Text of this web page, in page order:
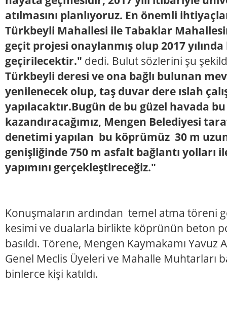
atılmasını planlıyoruz. En önemli
Türkbeyli Mahallesi ile Tabaklar
geçit projesi onaylanmış olup 2017
geçirilecektir." dedi. Bulut sözlerini şu
Türkbeyli deresi ve ona bağlı bulunan
yenilenecek olup, taş duvar dere ıslah
yapılacaktır.Bugün de bu güzel havada
kazandıracağımız, Mengen Belediyesi
denetimi yapılan bu köprümüz 30 m
genişliğinde 750 m asfalt bağlantı yolları
yapımını gerçekleştireceğiz."
Konuşmaların ardından temel atma töreni
kesimi ve dualarla birlikte köprünün beton
basıldı. Törene, Mengen Kaymakamı Yavuz
Genel Meclis Üyeleri ve Mahalle Muhtarları
binlerce kişi katıldı.